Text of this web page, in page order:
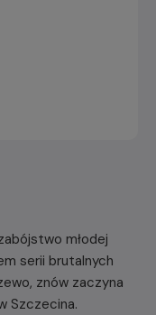
młodej
serii brutalnych
znów zaczyna
Szczecina.